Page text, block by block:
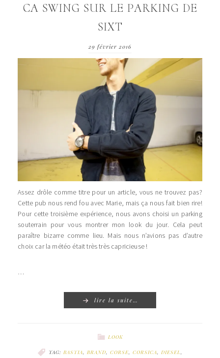
CA SWING SUR LE PARKING DE
SIXT
29 février 2016
Assez drôle comme titre pour un article, vous ne trouvez pas?
Cette pub nous rend fou avec Marie, mais ça nous fait bien rire!
Pour cette troisième expérience, nous avons choisi un parking
souterrain pour vous montrer mon look du jour. Cela peut
paraître bizarre comme lieu. Mais nous n’avions pas d’autre
choix car la météo était très très capricieuse !
…
lire la suite…
LOOK
TAG: BASTIA, BRAND, CORSE, CORSICA, DIESEL,